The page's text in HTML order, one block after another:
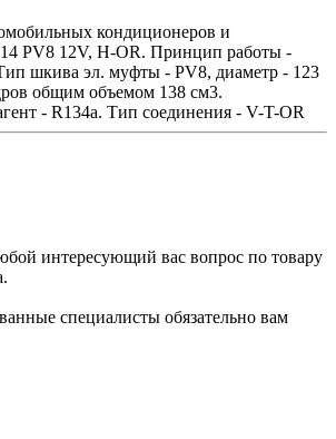
кондиционеров и
PV8 12V, H-OR. Принцип работы -
шкива эл. муфты - PV8, диаметр - 123
общим объемом 138 см3.
- R134a. Тип соединения - V-T-OR
интересующий вас вопрос по товару
специалисты обязательно вам